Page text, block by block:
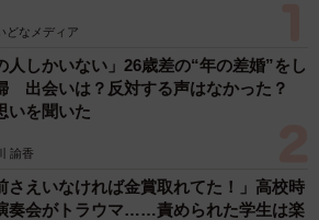
どなメディア
人しかいない」26歳差の“年の差婚”をし
出会いは？反対する声はなかった？
いを聞いた
諭香
さえいなければ金賞取れてた！」高校時
奏会がトラウマ……責められた学生は楽